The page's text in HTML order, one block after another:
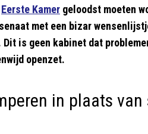
Eerste Kamer geloodst moeten
met een bizar
is geen kabinet dat
openzet.
in plaats